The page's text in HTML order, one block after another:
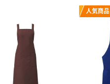
人気商品